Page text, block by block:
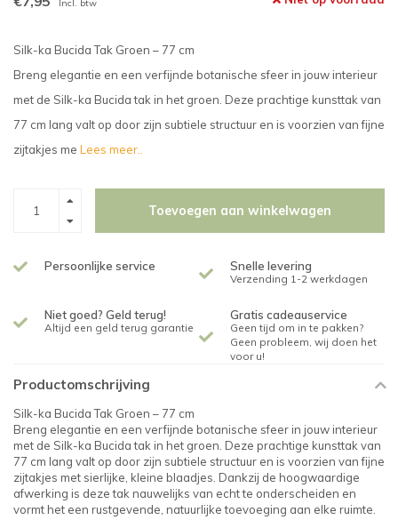
Incl. btw
Silk-ka Bucida Tak Groen – 77 cm
Breng elegantie en een verfijnde botanische sfeer in jouw interieur
met de Silk-ka Bucida tak in het groen. Deze prachtige kunsttak van
77 cm lang valt op door zijn subtiele structuur en is voorzien van fijne
zijtakjes me Lees meer..
Toevoegen aan winkelwagen
Persoonlijke service Snelle levering
Verzending 1-2 werkdagen
Niet goed? Geld terug!
Altijd een geld terug garantie
Gratis cadeauservice
Geen tijd om in te pakken?
Geen probleem, wij doen het
voor u!
Productomschrijving
Silk-ka Bucida Tak Groen – 77 cm
Breng elegantie en een verfijnde botanische sfeer in jouw interieur
met de Silk-ka Bucida tak in het groen. Deze prachtige kunsttak van
77 cm lang valt op door zijn subtiele structuur en is voorzien van fijne
zijtakjes met sierlijke, kleine blaadjes. Dankzij de hoogwaardige
afwerking is deze tak nauwelijks van echt te onderscheiden en
vormt het een rustgevende, natuurlijke toevoeging aan elke ruimte.